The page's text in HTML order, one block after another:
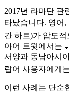
2017년 라마단 관
타났습니다. 영어
간 하트)가 압도
아어 트윗에서는
서양과 동남아시
랍어 사용자에게
이런 사례는 단순